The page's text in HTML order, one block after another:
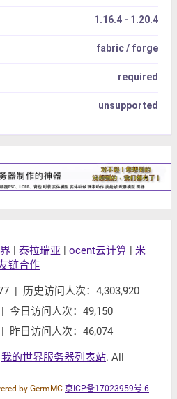
1.16.4 - 1.20.4
fabric / forge
required
unsupported
| 泰拉瑞亚 | ocent云计算 | 米
链合作
| 历史访问人次：4,303,920
今日访问人次：49,150
昨日访问人次：46,074
我的世界服务器列表站. All
by GermMC 京ICP备17023959号-6